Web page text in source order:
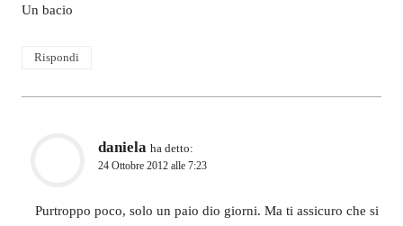
Un bacio
Rispondi
daniela ha detto:
24 Ottobre 2012 alle 7:23
Purtroppo poco, solo un paio dio giorni. Ma ti assicuro che si